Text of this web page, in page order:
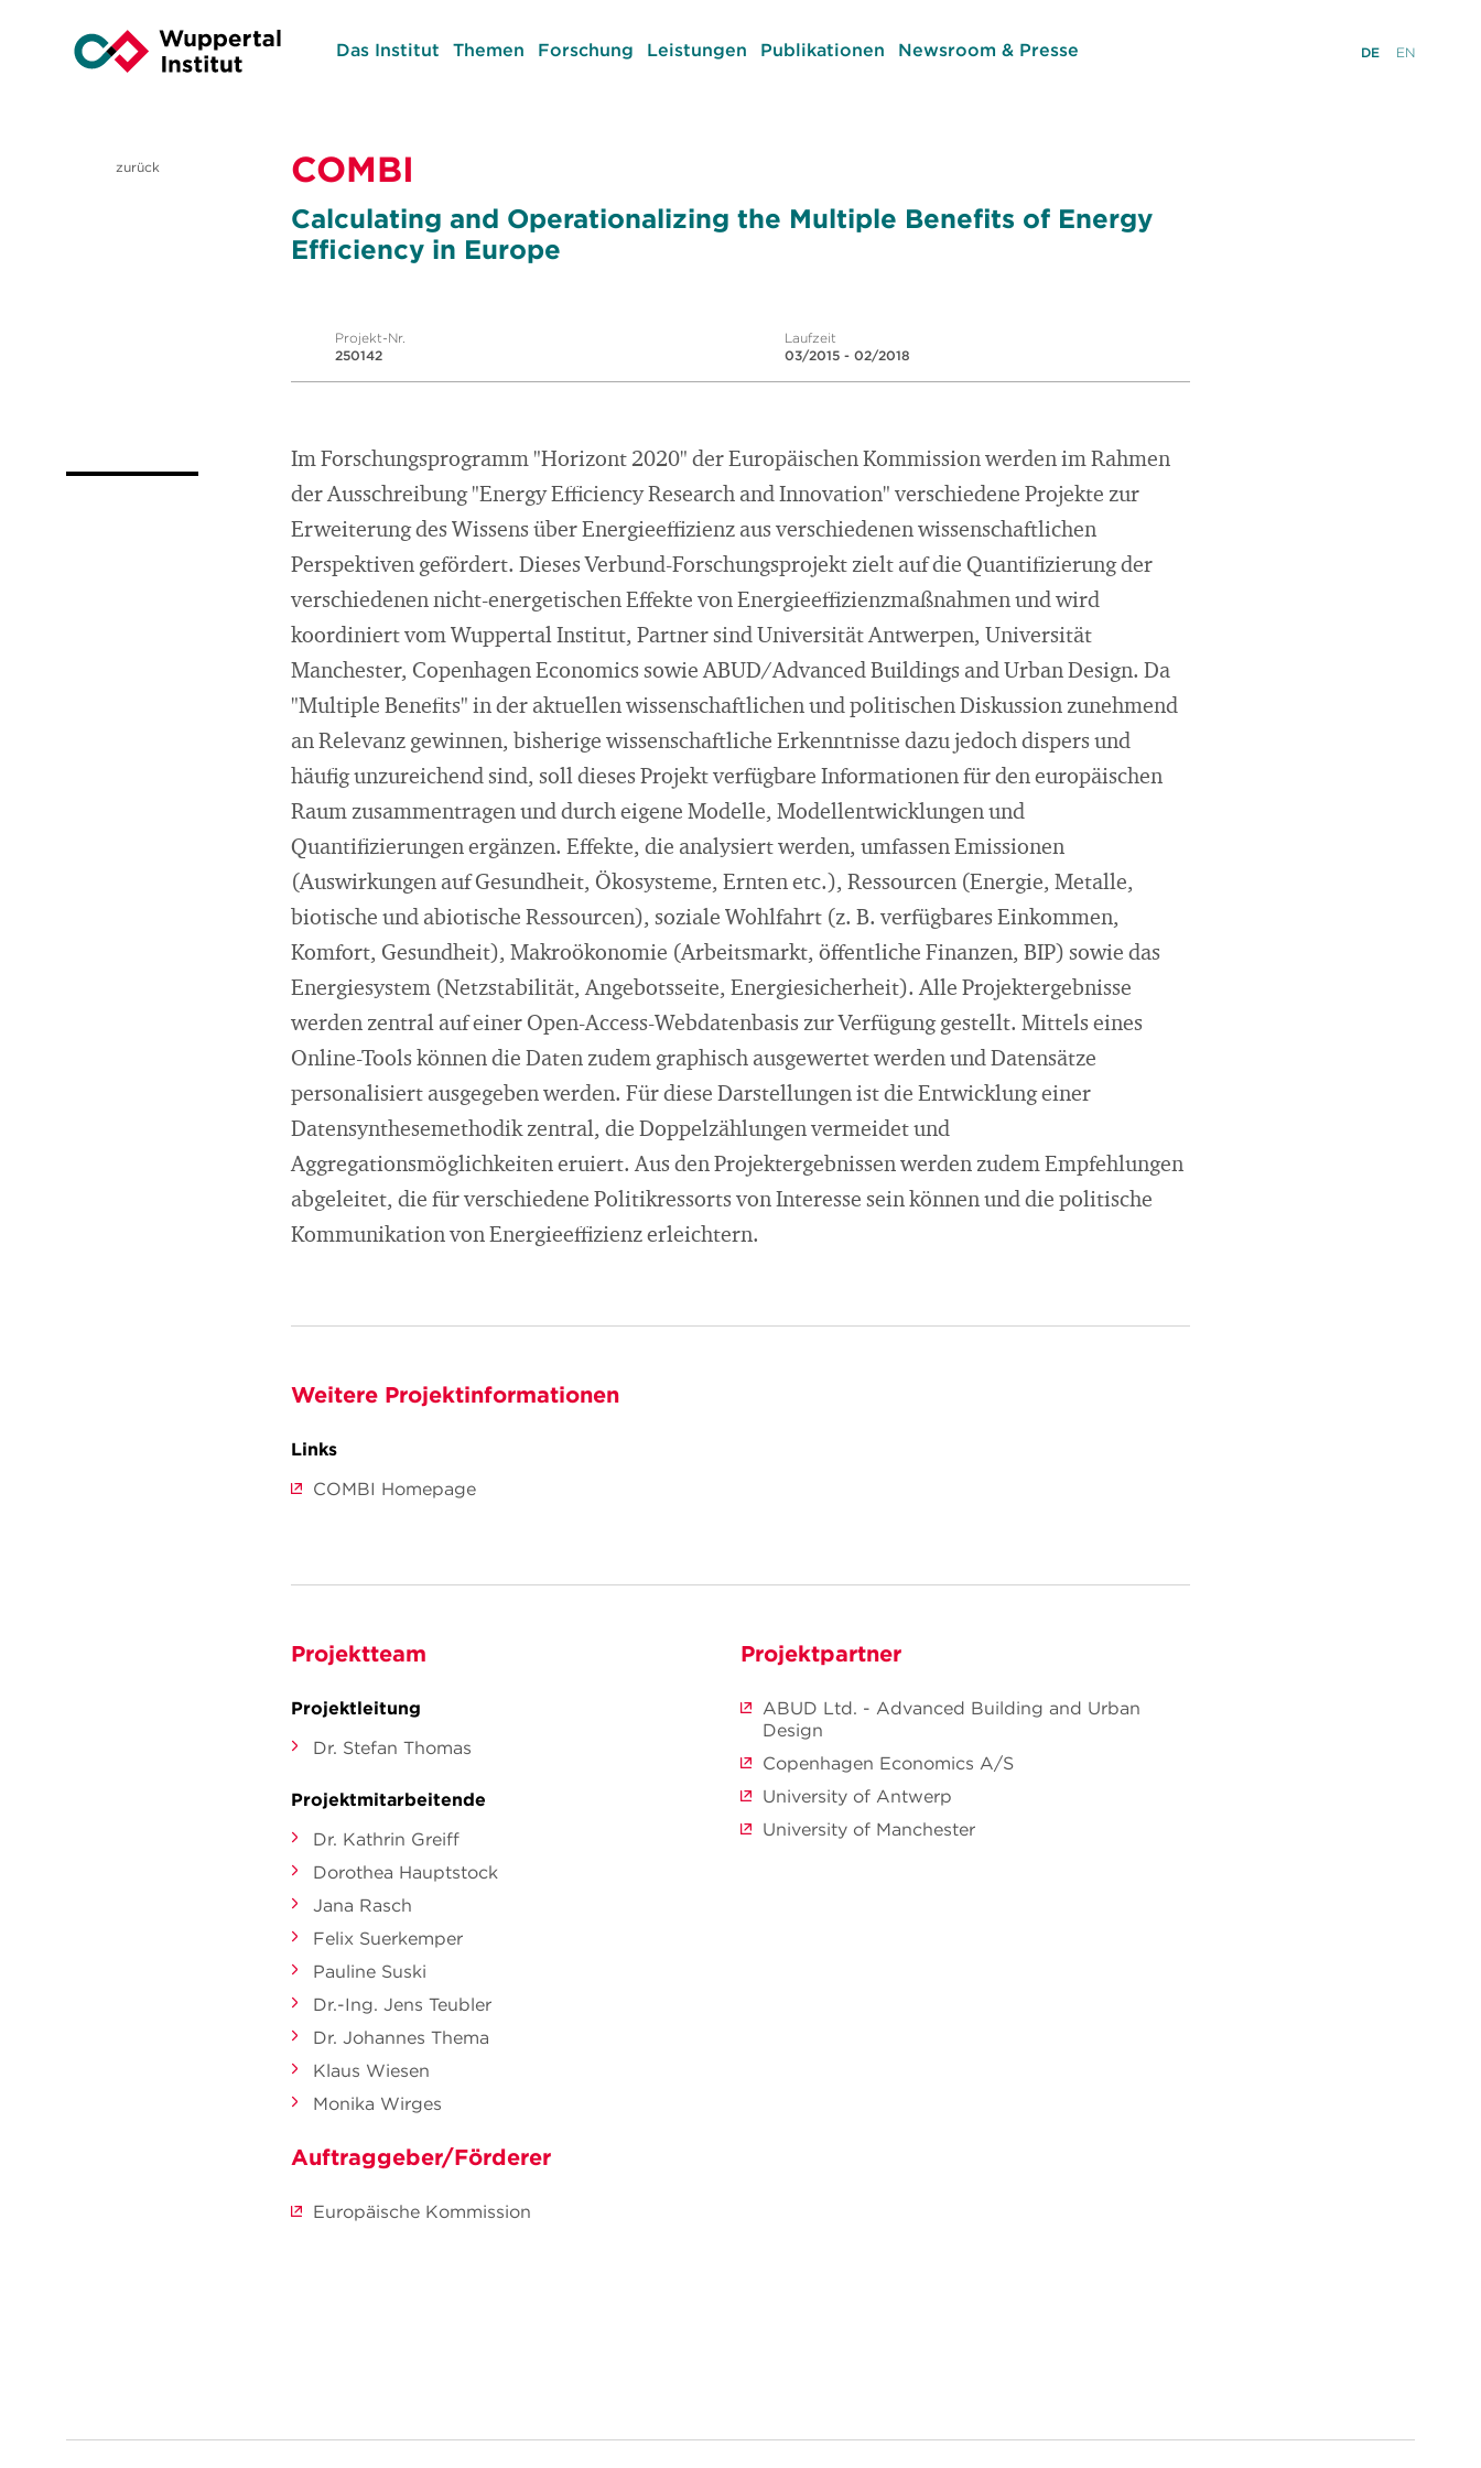
Das Institut Themen Forschung Leistungen Publikationen Newsroom & Presse DE EN
zurück COMBI
Calculating and Operationalizing the Multiple Benefits of Energy
Efficiency in Europe
Projekt-Nr.
250142
Laufzeit
03/2015 - 02/2018
Im Forschungsprogramm "Horizont 2020" der Europäischen Kommission werden im Rahmen
der Ausschreibung "Energy Efficiency Research and Innovation" verschiedene Projekte zur
Erweiterung des Wissens über Energieeffizienz aus verschiedenen wissenschaftlichen
Perspektiven gefördert. Dieses Verbund-Forschungsprojekt zielt auf die Quantifizierung der
verschiedenen nicht-energetischen Effekte von Energieeffizienzmaßnahmen und wird
koordiniert vom Wuppertal Institut, Partner sind Universität Antwerpen, Universität
Manchester, Copenhagen Economics sowie ABUD/Advanced Buildings and Urban Design. Da
"Multiple Benefits" in der aktuellen wissenschaftlichen und politischen Diskussion zunehmend
an Relevanz gewinnen, bisherige wissenschaftliche Erkenntnisse dazu jedoch dispers und
häufig unzureichend sind, soll dieses Projekt verfügbare Informationen für den europäischen
Raum zusammentragen und durch eigene Modelle, Modellentwicklungen und
Quantifizierungen ergänzen. Effekte, die analysiert werden, umfassen Emissionen
(Auswirkungen auf Gesundheit, Ökosysteme, Ernten etc.), Ressourcen (Energie, Metalle,
biotische und abiotische Ressourcen), soziale Wohlfahrt (z. B. verfügbares Einkommen,
Komfort, Gesundheit), Makroökonomie (Arbeitsmarkt, öffentliche Finanzen, BIP) sowie das
Energiesystem (Netzstabilität, Angebotsseite, Energiesicherheit). Alle Projektergebnisse
werden zentral auf einer Open-Access-Webdatenbasis zur Verfügung gestellt. Mittels eines
Online-Tools können die Daten zudem graphisch ausgewertet werden und Datensätze
personalisiert ausgegeben werden. Für diese Darstellungen ist die Entwicklung einer
Datensynthesemethodik zentral, die Doppelzählungen vermeidet und
Aggregationsmöglichkeiten eruiert. Aus den Projektergebnissen werden zudem Empfehlungen
abgeleitet, die für verschiedene Politikressorts von Interesse sein können und die politische
Kommunikation von Energieeffizienz erleichtern.
Weitere Projektinformationen
Links
COMBI Homepage
Projektteam
Projektleitung
Dr. Stefan Thomas
Projektmitarbeitende
Dr. Kathrin Greiff
Dorothea Hauptstock
Jana Rasch
Felix Suerkemper
Pauline Suski
Dr.-Ing. Jens Teubler
Dr. Johannes Thema
Klaus Wiesen
Monika Wirges
Auftraggeber/Förderer
Europäische Kommission
Projektpartner
ABUD Ltd. - Advanced Building and Urban
Design
Copenhagen Economics A/S
University of Antwerp
University of Manchester